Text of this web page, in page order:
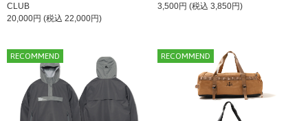
CLUB
20,000円 (税込 22,000円)
3,500円 (税込 3,850円)
RECOMMEND RECOMMEND